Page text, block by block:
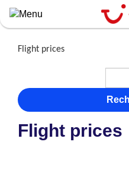
Skip
to
contentFlight prices
Flight prices